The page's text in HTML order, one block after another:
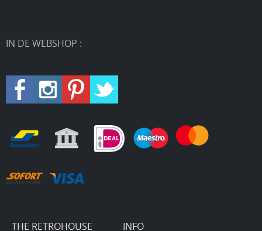
IN DE WEBSHOP :
THE RETROHOUSE INFO